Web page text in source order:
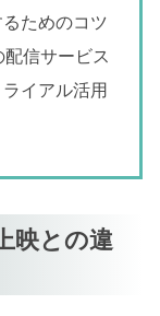
ためのコツ
信サービス
イアル活用
映との違